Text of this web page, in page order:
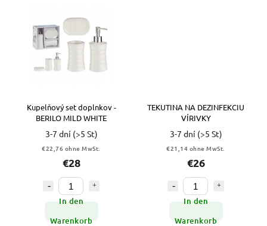
Kupelňový set doplnkov -
BERILO MILD WHITE
3-7 dní (>5 St)
€22,76 ohne MwSt.
€28
In den
Warenkorb
TEKUTINA NA DEZINFEKCIU
VÍRIVKY
3-7 dní (>5 St)
€21,14 ohne MwSt.
€26
In den
Warenkorb